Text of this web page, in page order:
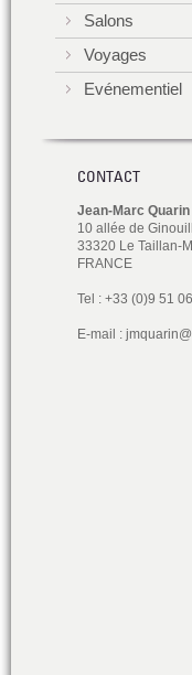
Salons
Voyages
Evénementiel
CONTACT
Jean-Marc Quarin
10 allée de
33320 Le Taillan-
FRANCE
Tel : +33 (0)9 51
E-mail :